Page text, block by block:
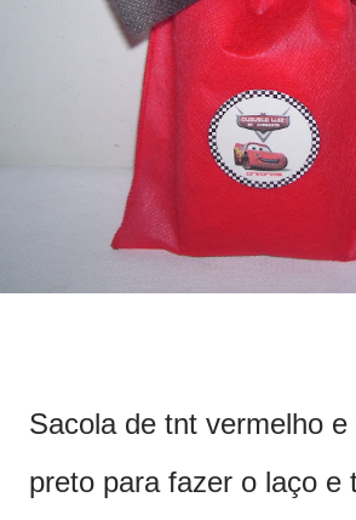
Sacola de tnt vermelho
preto para fazer o laço e